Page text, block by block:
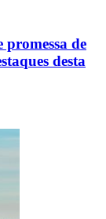
promessa de
desta